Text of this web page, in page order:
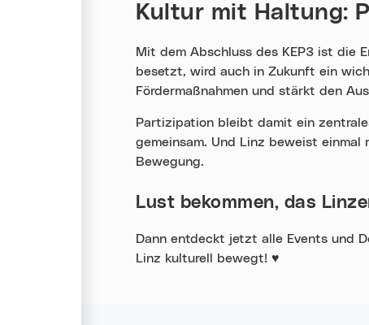
Kultur mit Haltung:
Mit dem Abschluss des KEP3 ist die
besetzt, wird auch in Zukunft ein
Fördermaßnahmen und stärkt den
Partizipation bleibt damit ein
gemeinsam. Und Linz beweist
Bewegung.
Lust bekommen, das
Dann entdeckt jetzt alle Events und
Linz kulturell bewegt! ♥